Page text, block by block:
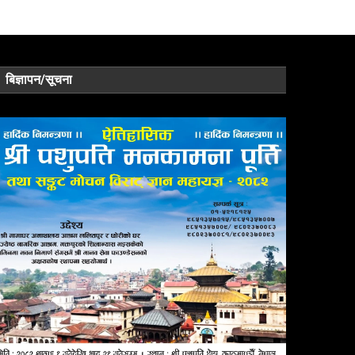
बिज्ञापन/सूचना